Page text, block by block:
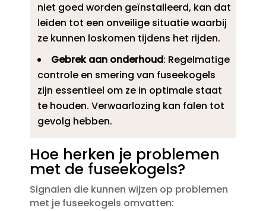
niet goed worden geïnstalleerd, kan dat
leiden tot een onveilige situatie waarbij
ze kunnen loskomen tijdens het rijden.​
Gebrek aan onderhoud: Regelmatige
controle en smering van fuseekogels
zijn essentieel om ze in optimale staat
te houden.​ Verwaarlozing kan falen tot
gevolg hebben.​
Hoe herken je problemen
met de fuseekogels?
Signalen die kunnen wijzen op problemen
met je fuseekogels omvatten: